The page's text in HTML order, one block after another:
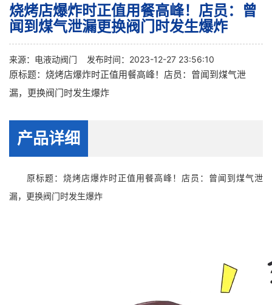
烧烤店爆炸时正值用餐高峰！店员：曾
闻到煤气泄漏更换阀门时发生爆炸
来源： 电液动阀门 发布时间：2023-12-27 23:56:10
原标题：烧烤店爆炸时正值用餐高峰！店员：曾闻到煤气泄
漏，更换阀门时发生爆炸
产品详细
原标题：烧烤店爆炸时正值用餐高峰！店员：曾闻到煤气泄
漏，更换阀门时发生爆炸